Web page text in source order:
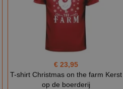
€ 23,95
T-shirt Christmas on the farm Kerst
op de boerderij